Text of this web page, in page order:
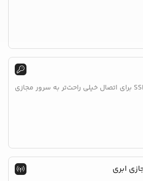
نحوه استفاده از کلید SSH برای اتصال خیلی راحت‌تر به سرور مجازی
ابری